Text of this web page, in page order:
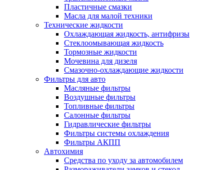
Пластичные смазки
Масла для малой техники
Технические жидкости
Охлаждающая жидкость, антифризы
Стеклоомывающая жидкость
Тормозные жидкости
Мочевина для дизеля
Смазочно-охлаждающие жидкости
Фильтры для авто
Масляные фильтры
Воздушные фильтры
Топливные фильтры
Салонные фильтры
Гидравлические фильтры
Фильтры системы охлаждения
Фильтры АКПП
Автохимия
Средства по уходу за автомобилем